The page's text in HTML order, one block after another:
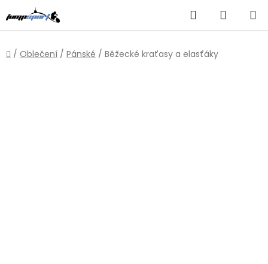
na
obsah
Hledat
KOŠÍK
Domů
/ Oblečení / Pánské / Běžecké kraťasy a elasťáky